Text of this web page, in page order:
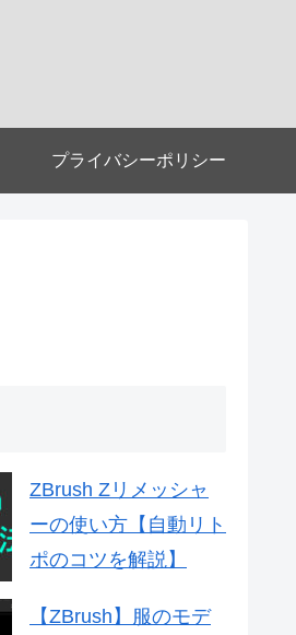
プライバシーポリシー
ZBrush Zリメッシャ
ーの使い方【自動リト
ポのコツを解説】
【ZBrush】服のモデ